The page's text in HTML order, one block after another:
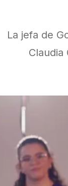
La jefa de